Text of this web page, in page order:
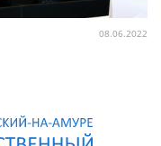
08.06.2022